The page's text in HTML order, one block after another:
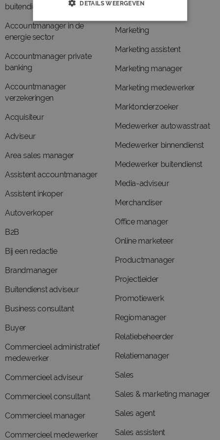
buitendienst
Accountmanager in de
energie sector
Accountmanager private
banking
Accountmanager
verzekeringen
Acquisiteur
Adviseur
Area sales manager
Assistent accountmanager
Assistent inkoper
Autoverkoper
B2B
Bij een redactie
Brandmanager
Buitendienst adviseur
Business consultant
Buyer
Commercieel administratief
medewerker
Commercieel adviseur
Commercieel consultant
Commercieel manager
Commercieel medewerker
Marketing
Marketing assistent
Marketing manager
Marketing medewerker
Marktonderzoeker
Medewerker autowasstraat
Medewerker binnendienst
Medewerker buitendienst
Media-adviseur
Merchandiser
Office manager
Online marketeer
Productmanager
Projectleider
Promotiewerk
Regiomanager
Relatiebeheerder
Relatiemanager
Sales
Sales & marketing manager
Sales agent
Sales assistent
DETAILS WEERGEVEN